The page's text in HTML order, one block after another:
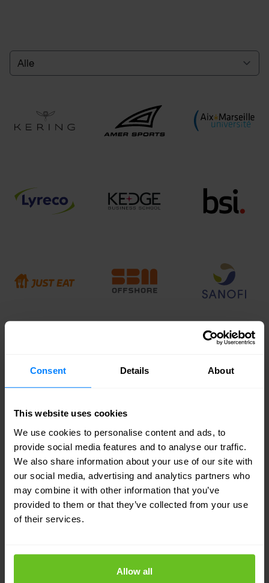
Consent Details About
This website uses cookies
We use cookies to personalise content and ads, to
provide social media features and to analyse our traffic.
We also share information about your use of our site with
our social media, advertising and analytics partners who
may combine it with other information that you’ve
provided to them or that they’ve collected from your use
of their services.
Allow all
Select a tab